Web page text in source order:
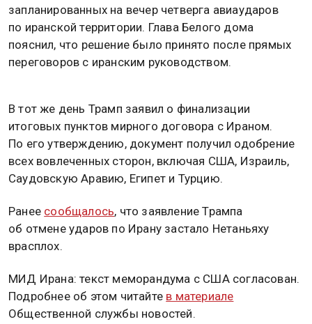
запланированных на вечер четверга авиаударов
по иранской территории. Глава Белого дома
пояснил, что решение было принято после прямых
переговоров с иранским руководством.
В тот же день Трамп заявил о финализации
итоговых пунктов мирного договора с Ираном.
По его утверждению, документ получил одобрение
всех вовлеченных сторон, включая США, Израиль,
Саудовскую Аравию, Египет и Турцию.
Ранее сообщалось, что заявление Трампа
об отмене ударов по Ирану застало Нетаньяху
врасплох.
МИД Ирана: текст меморандума с США согласован.
Подробнее об этом читайте в материале
Общественной службы новостей.